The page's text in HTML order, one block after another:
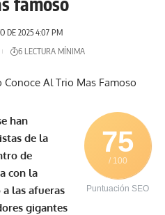
DE 2025 4:07 PM
6 LECTURA MÍNIMA
75
/ 100
Puntuación SEO
han
de la
de
con la
las afueras
gigantes